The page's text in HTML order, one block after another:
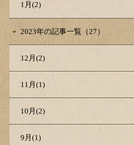
1月(2)
2023年の記事一覧（27）
12月(2)
11月(1)
10月(2)
9月(1)